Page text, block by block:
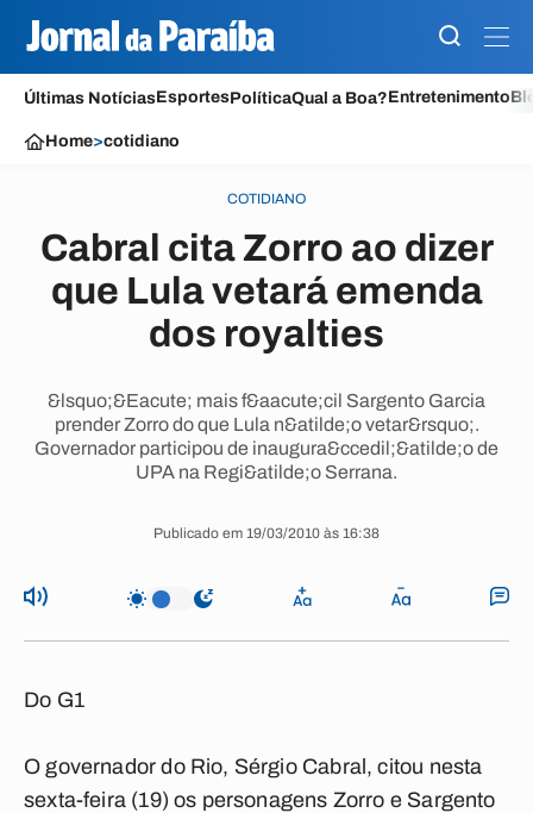
Últimas NotíciasEsportesPolíticaQual a Boa?Entretenimento
Home>cotidiano
COTIDIANO
Cabral cita Zorro ao dizer
que Lula vetará emenda
dos royalties
&lsquo;&Eacute; mais f&aacute;cil Sargento Garcia
prender Zorro do que Lula n&atilde;o vetar&rsquo;.
Governador participou de inaugura&ccedil;&atilde;o de
UPA na Regi&atilde;o Serrana.
Publicado em 19/03/2010 às 16:38
Do G1
O governador do Rio, Sérgio Cabral, citou nesta
sexta-feira (19) os personagens Zorro e Sargento